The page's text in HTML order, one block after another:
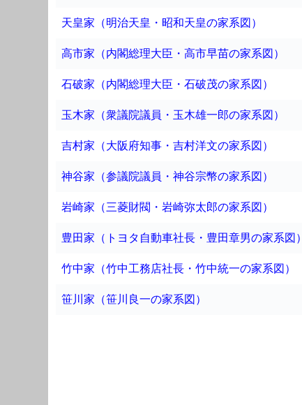
天皇家（明治天皇・昭和天皇の家系図）
高市家（内閣総理大臣・高市早苗の家系図）
石破家（内閣総理大臣・石破茂の家系図）
玉木家（衆議院議員・玉木雄一郎の家系図）
吉村家（大阪府知事・吉村洋文の家系図）
神谷家（参議院議員・神谷宗幣の家系図）
岩崎家（三菱財閥・岩崎弥太郎の家系図）
豊田家（トヨタ自動車社長・豊田章男の家系図）
竹中家（竹中工務店社長・竹中統一の家系図）
笹川家（笹川良一の家系図）